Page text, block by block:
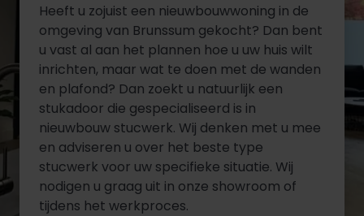
Heeft u zojuist een nieuwbouwwoning in de
omgeving van Brunssum gekocht? Dan bent
u vast al aan het plannen hoe u uw huis wilt
inrichten, maar wat te doen met de wanden
en plafond? Dan zoekt u natuurlijk een
stukadoor die gespecialiseerd is in
nieuwbouw stucwerk. Wij denken met u mee
en adviseren u over het beste type
stucwerk voor uw specifieke situatie. Wij
nodigen u graag uit in onze showroom of
tijdens het werkproces.